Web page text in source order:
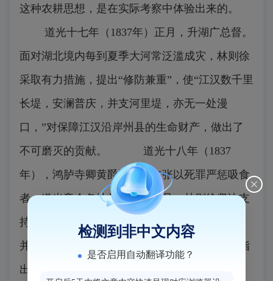
这种农耕思想，是在实际考察中体验出来的。
道光十七年（1837年）正月，升湖广总督。
面对湖北境内每到夏季大河常泛滥成灾，林则徐
采取有力措施，提出“修防兼重”，使“江汉数千里
长堤，安澜普庆，并支河里堤，亦无一处漫
口，”对保障江汉沿岸州县的生命财产，做出了
不可磨灭的贡献。 道光十八年（1837
年），鸿胪寺卿黄爵滋上疏主张以死罪严惩吸食
者，道光帝令各地督抚各抒己见。林则徐坚决支
持黄爵滋的严禁主张，提出六条具体禁烟方案，
并率先在湖广实施，成绩卓著。八月，他上奏指
出，历年禁烟失败在于不能严禁。警告：“若犹
检测到非中文内容
是否启用自动翻译功能？